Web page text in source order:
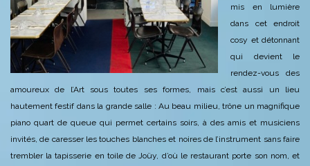
mis en lumière
dans cet endroit
cosy et détonnant
qui devient le
rendez-vous des
amoureux de l’Art sous toutes ses formes, mais c’est aussi un lieu
hautement festif dans la grande salle : Au beau milieu, trône un magnifique
piano quart de queue qui permet certains soirs, à des amis et musiciens
invités, de caresser les touches blanches et noires de l’instrument sans faire
trembler la tapisserie en toile de Joüy, d’où le restaurant porte son nom, et